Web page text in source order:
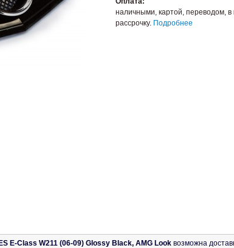
наличными, картой, переводом, в
рассрочку. Подробнее
E-Class W211 (06-09) Glossy Black, AMG Look возможна